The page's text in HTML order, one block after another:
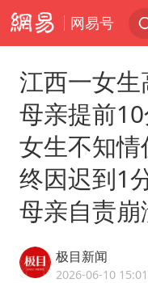
网易号
江西一女生
母亲提前
女生不知
终因迟到1
母亲自责崩
极目新闻
2026-06-10 15:01